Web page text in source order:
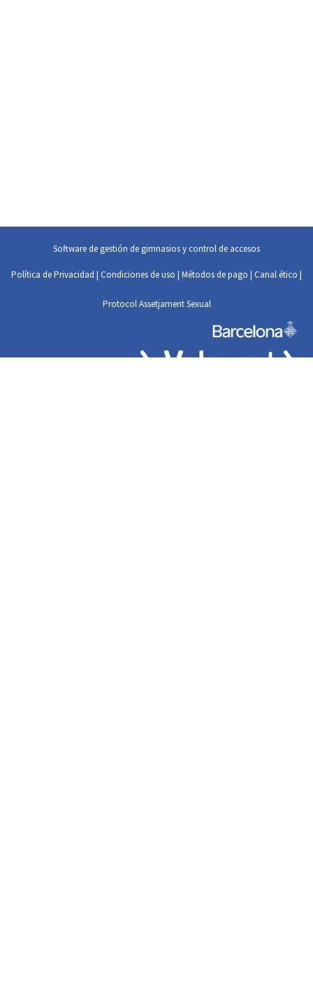
Software de gestión de gimnasios y control de accesos
Política de Privacidad | Condiciones de uso | Métodos de pago | Canal ético |
Protocol Assetjament Sexual